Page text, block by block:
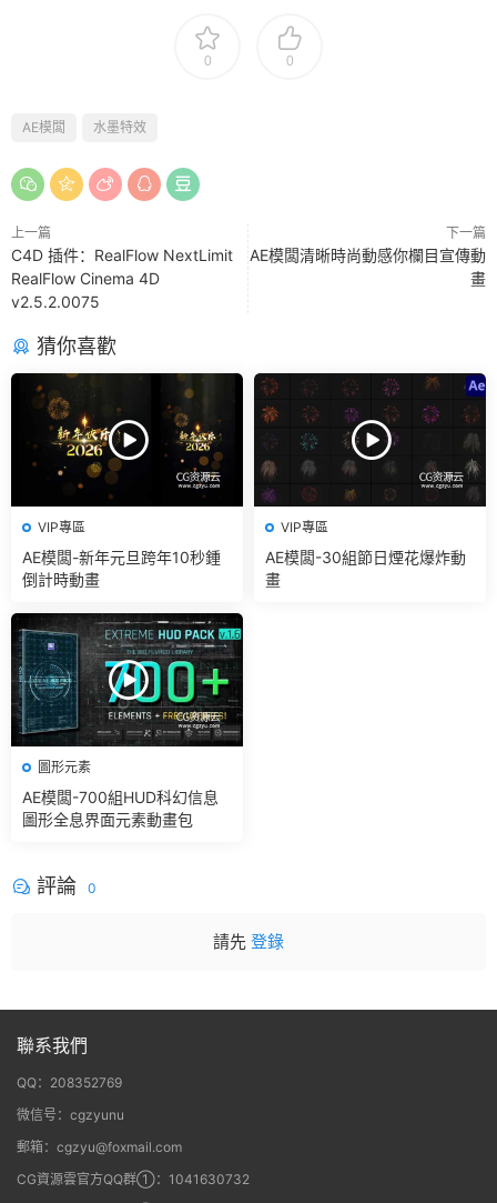
0 0
AE模闆 水墨特效
上一篇
C4D 插件：RealFlow NextLimit
RealFlow Cinema 4D
v2.5.2.0075
下一篇
AE模闆清晰時尚動感你欄目宣傳動
畫
猜你喜歡
VIP專區
AE模闆-新年元旦跨年10秒鍾
倒計時動畫
VIP專區
AE模闆-30組節日煙花爆炸動
畫
圖形元素
AE模闆-700組HUD科幻信息
圖形全息界面元素動畫包
評論 0
請先 登錄
聯系我們
QQ：208352769
微信号：cgzyunu
郵箱：cgzyu@foxmail.com
CG資源雲官方QQ群①：1041630732